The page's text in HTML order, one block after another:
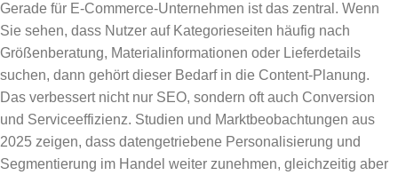
Gerade für E-Commerce-Unternehmen ist das zentral. Wenn
Sie sehen, dass Nutzer auf Kategorieseiten häufig nach
Größenberatung, Materialinformationen oder Lieferdetails
suchen, dann gehört dieser Bedarf in die Content-Planung.
Das verbessert nicht nur SEO, sondern oft auch Conversion
und Serviceeffizienz. Studien und Marktbeobachtungen aus
2025 zeigen, dass datengetriebene Personalisierung und
Segmentierung im Handel weiter zunehmen, gleichzeitig aber